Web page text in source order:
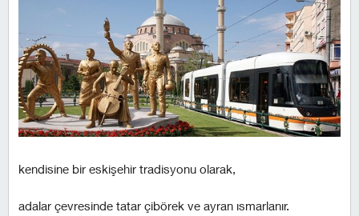
kendisine bir eskişehir tradisyonu olarak,
adalar çevresinde tatar çibörek ve ayran ısmarlanır.